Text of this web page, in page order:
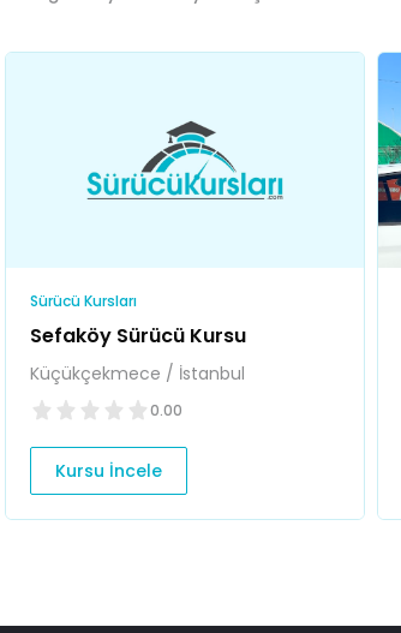
Sürücü Kursları
Sefaköy Sürücü Kursu
Küçükçekmece / İstanbul
0.00
Kursu İncele